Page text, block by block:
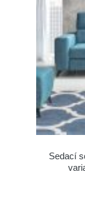
Sedací